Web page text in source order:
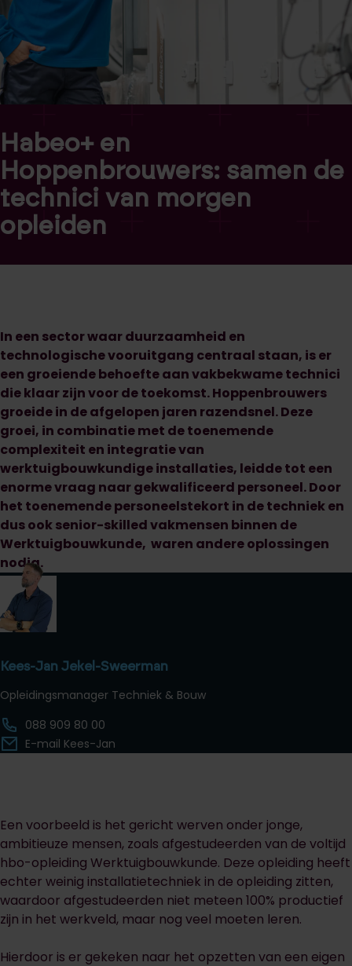
Habeo+ en
Hoppenbrouwers: samen de
technici van morgen
opleiden
In een sector waar duurzaamheid en
technologische vooruitgang centraal staan, is er
een groeiende behoefte aan vakbekwame technici
die klaar zijn voor de toekomst. Hoppenbrouwers
groeide in de afgelopen jaren razendsnel. Deze
groei, in combinatie met de toenemende
complexiteit en integratie van
werktuigbouwkundige installaties, leidde tot een
enorme vraag naar gekwalificeerd personeel. Door
het toenemende personeelstekort in de techniek en
dus ook senior-skilled vakmensen binnen de
Werktuigbouwkunde, waren andere oplossingen
nodig.
Kees-Jan Jekel-Sweerman
Opleidingsmanager Techniek & Bouw
088 909 80 00
E-mail Kees-Jan
Een voorbeeld is het gericht werven onder jonge,
ambitieuze mensen, zoals afgestudeerden van de voltijd
hbo-opleiding Werktuigbouwkunde. Deze opleiding heeft
echter weinig installatietechniek in de opleiding zitten,
waardoor afgestudeerden niet meteen 100% productief
zijn in het werkveld, maar nog veel moeten leren.
Hierdoor is er gekeken naar het opzetten van een eigen